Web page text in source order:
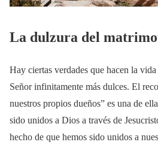
La dulzura del
Hay ciertas verdades que hacen la
Señor infinitamente más dulces. El
nuestros propios dueños” es una de
sido unidos a Dios a través de
hecho de que hemos sido unidos a